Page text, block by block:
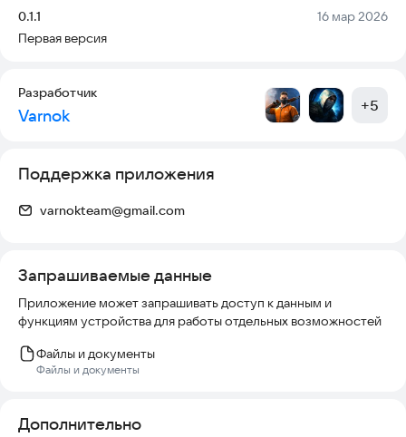
Версия:
0.1.1 Дата:
16 мар 2026
Первая версия
Разработчик
Varnok +5
Поддержка приложения
varnokteam@gmail.com
Запрашиваемые данные
Приложение может запрашивать доступ к данным и
функциям устройства для работы отдельных возможностей
Файлы и документы
Файлы и документы
Дополнительно